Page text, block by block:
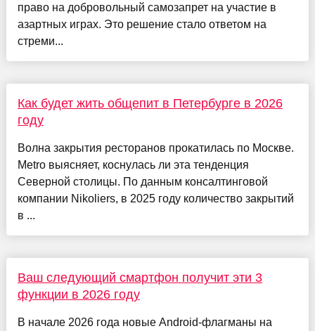
право на добровольный самозапрет на участие в
азартных играх. Это решение стало ответом на
стреми...
Как будет жить общепит в Петербурге в 2026
году
Волна закрытия ресторанов прокатилась по Москве.
Metro выясняет, коснулась ли эта тенденция
Северной столицы. По данным консалтинговой
компании Nikoliers, в 2025 году количество закрытий
в ...
Ваш следующий смартфон получит эти 3
функции в 2026 году
В начале 2026 года новые Android-флагманы на